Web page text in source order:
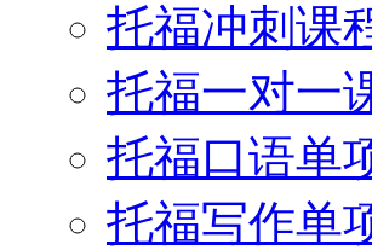
托福冲刺课
托福一对一
托福口语单
托福写作单